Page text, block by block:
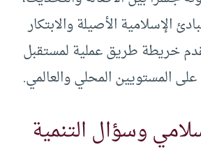
الإسلامية الأصيلة والابتكار
خريطة طريق عملية لمستقبل
المستويين المحلي والعالمي.
وسؤال التنمية